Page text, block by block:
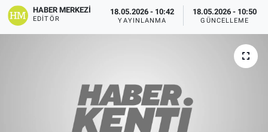
HABER MERKEZI
EDITÖR
18.05.2026 - 10:42
YAYINLANMA
18.05.2026 - 10:50
GÜNCELLEME